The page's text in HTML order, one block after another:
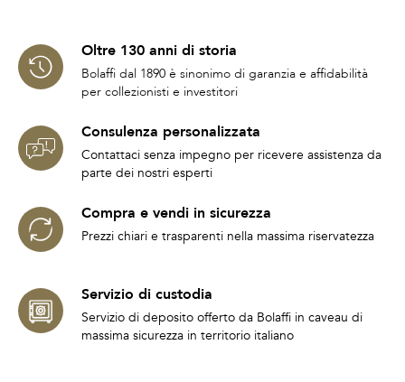
Oltre 130 anni di storia
Bolaffi dal 1890 è sinonimo di garanzia e affidabilità
per collezionisti e investitori
Consulenza personalizzata
Contattaci senza impegno per ricevere assistenza da
parte dei nostri esperti
Compra e vendi in sicurezza
Prezzi chiari e trasparenti nella massima riservatezza
Servizio di custodia
Servizio di deposito offerto da Bolaffi in caveau di
massima sicurezza in territorio italiano